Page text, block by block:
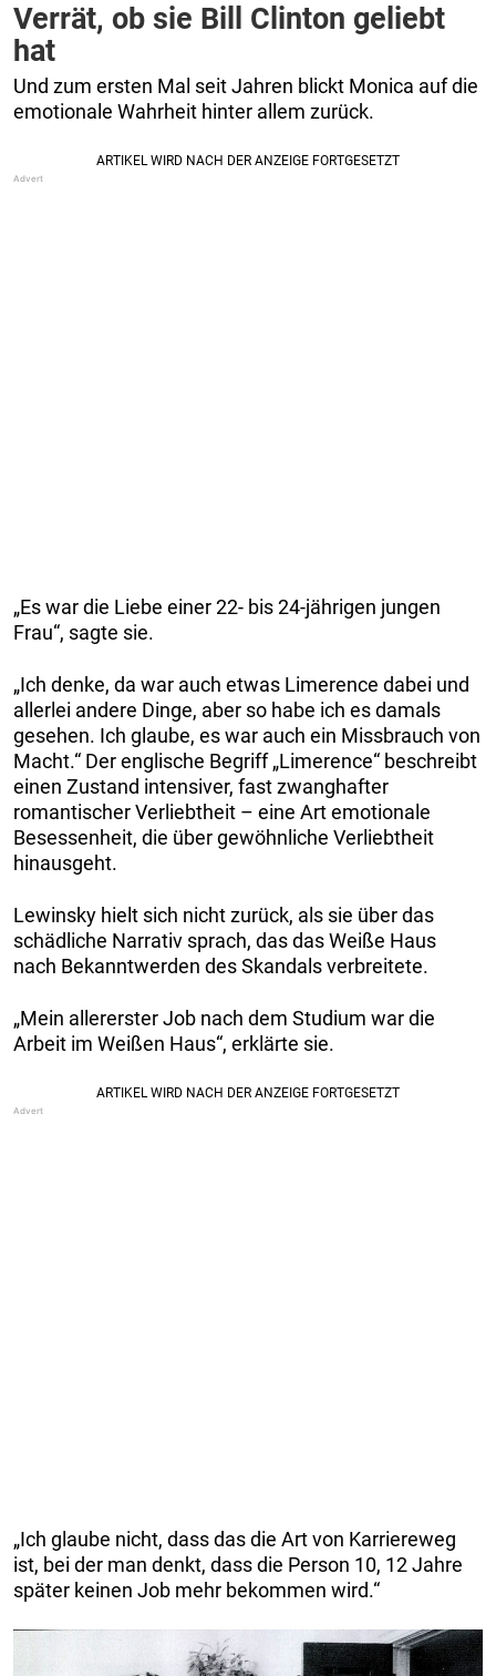
Verrät, ob sie Bill Clinton geliebt
hat
Und zum ersten Mal seit Jahren blickt Monica auf die
emotionale Wahrheit hinter allem zurück.
„Es war die Liebe einer 22- bis 24-jährigen jungen
Frau“, sagte sie.
„Ich denke, da war auch etwas Limerence dabei und
allerlei andere Dinge, aber so habe ich es damals
gesehen. Ich glaube, es war auch ein Missbrauch von
Macht.“ Der englische Begriff „Limerence“ beschreibt
einen Zustand intensiver, fast zwanghafter
romantischer Verliebtheit – eine Art emotionale
Besessenheit, die über gewöhnliche Verliebtheit
hinausgeht.
Lewinsky hielt sich nicht zurück, als sie über das
schädliche Narrativ sprach, das das Weiße Haus
nach Bekanntwerden des Skandals verbreitete.
„Mein allererster Job nach dem Studium war die
Arbeit im Weißen Haus“, erklärte sie.
„Ich glaube nicht, dass das die Art von Karriereweg
ist, bei der man denkt, dass die Person 10, 12 Jahre
später keinen Job mehr bekommen wird.“